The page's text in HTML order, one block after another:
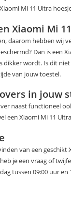
Mi 11 Ultra
Xiaomi Mi
daarom hebben wij
Dan is een
wordt. Is dit
van jouw toestel.
in jouw
naast functioneel
een Xiaomi Mi 11
van een
je een vraag of
tussen 09:00 uur